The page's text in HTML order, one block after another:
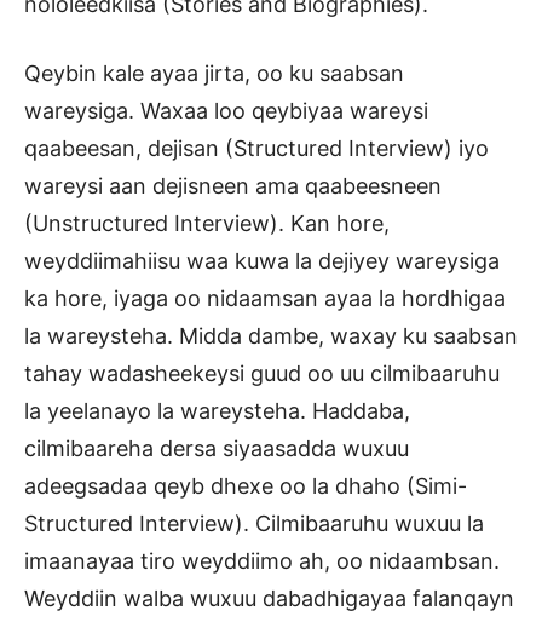
Qeybin kale ayaa jirta, oo ku saabsan
wareysiga. Waxaa loo qeybiyaa wareysi
qaabeesan, dejisan (Structured Interview) iyo
wareysi aan dejisneen ama qaabeesneen
(Unstructured Interview). Kan hore,
weyddiimahiisu waa kuwa la dejiyey wareysiga
ka hore, iyaga oo nidaamsan ayaa la hordhigaa
la wareysteha. Midda dambe, waxay ku saabsan
tahay wadasheekeysi guud oo uu cilmibaaruhu
la yeelanayo la wareysteha. Haddaba,
cilmibaareha dersa siyaasadda wuxuu
adeegsadaa qeyb dhexe oo la dhaho (Simi-
Structured Interview). Cilmibaaruhu wuxuu la
imaanayaa tiro weyddiimo ah, oo nidaambsan.
Weyddiin walba wuxuu dabadhigayaa falanqayn